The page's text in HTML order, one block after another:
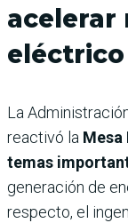
acelerar
eléctrico
La
reactivó la Mesa
temas
generación de
respecto, el